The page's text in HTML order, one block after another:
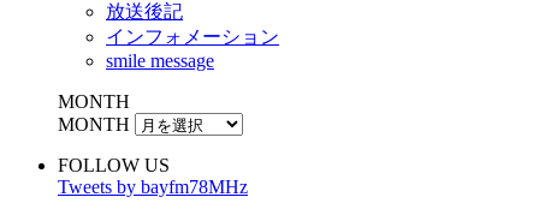
放送後記
インフォメーション
smile message
MONTH
MONTH
FOLLOW US
Tweets by bayfm78MHz